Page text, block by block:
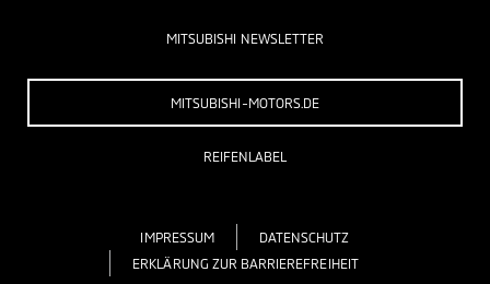
MITSUBISHI NEWSLETTER
MITSUBISHI-MOTORS.DE
REIFENLABEL
IMPRESSUM
DATENSCHUTZ
ERKLÄRUNG ZUR BARRIEREFREIHEIT